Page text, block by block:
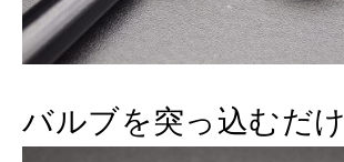
バルブを突っ込むだけ